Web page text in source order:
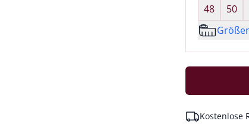
48
50
Kostenlose